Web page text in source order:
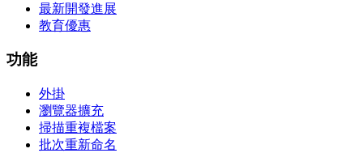
最新開發進展
教育優惠
功能
外掛
瀏覽器擴充
掃描重複檔案
批次重新命名